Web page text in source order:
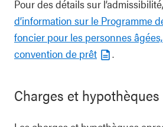
Pour des détails sur
d’information sur le Programme
foncier pour les personnes
convention de prêt
.
Charges et